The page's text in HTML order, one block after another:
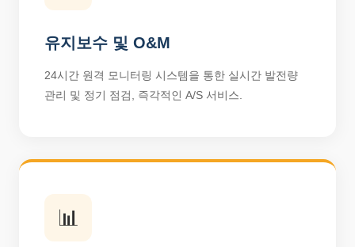
유지보수 및 O&M
24시간 원격 모니터링 시스템을 통한 실시간 발전량
관리 및 정기 점검, 즉각적인 A/S 서비스.
📊